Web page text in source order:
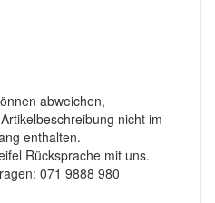
abweichen,
nicht im
enthalten.
Rücksprache mit uns.
071 9888 980